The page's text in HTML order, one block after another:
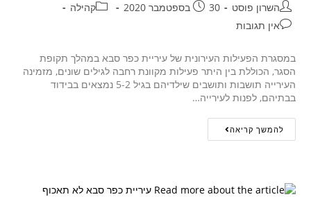
השרון פוסט 30 בספטמבר 2020
קהילה
אין תגובות
במסגרת הפעילות העירונית של עיריית כפר סבא במהלך תקופת
הסגר, הכוללת בין היתר פעילות מקוונת רחבה לגילים שונים, מזמינה
העירייה תושבות ותושבים שילדיהם בגיל 5-2 נמצאים בבידוד
בבתיהם, לפנות לעירייה…
להמשך קריאה